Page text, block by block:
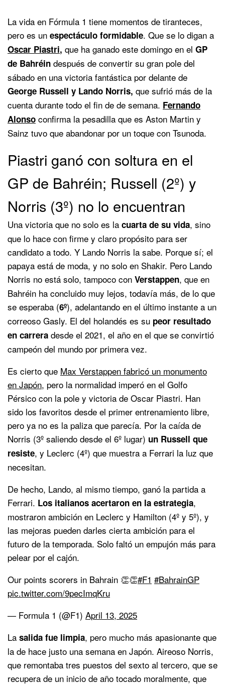
La vida en Fórmula 1 tiene momentos de tiranteces,
pero es un espectáculo formidable. Que se lo digan a
Oscar Piastri, que ha ganado este domingo en el GP
de Bahréin después de convertir su gran pole del
sábado en una victoria fantástica por delante de
George Russell y Lando Norris, que sufrió más de la
cuenta durante todo el fin de de semana. Fernando
Alonso confirma la pesadilla que es Aston Martin y
Sainz tuvo que abandonar por un toque con Tsunoda.
Piastri ganó con soltura en el
GP de Bahréin; Russell (2º) y
Norris (3º) no lo encuentran
Una victoria que no solo es la cuarta de su vida, sino
que lo hace con firme y claro propósito para ser
candidato a todo. Y Lando Norris la sabe. Porque sí; el
papaya está de moda, y no solo en Shakir. Pero Lando
Norris no está solo, tampoco con Verstappen, que en
Bahréin ha concluido muy lejos, todavía más, de lo que
se esperaba (6º), adelantando en el último instante a un
correoso Gasly. El del holandés es su peor resultado
en carrera desde el 2021, el año en el que se convirtió
campeón del mundo por primera vez.
Es cierto que Max Verstappen fabricó un monumento
en Japón, pero la normalidad imperó en el Golfo
Pérsico con la pole y victoria de Oscar Piastri. Han
sido los favoritos desde el primer entrenamiento libre,
pero ya no es la paliza que parecía. Por la caída de
Norris (3º saliendo desde el 6º lugar) un Russell que
resiste, y Leclerc (4º) que muestra a Ferrari la luz que
necesitan.
De hecho, Lando, al mismo tiempo, ganó la partida a
Ferrari. Los italianos acertaron en la estrategia,
mostraron ambición en Leclerc y Hamilton (4º y 5º), y
las mejoras pueden darles cierta ambición para el
futuro de la temporada. Solo faltó un empujón más para
pelear por el cajón.
Our points scorers in Bahrain 👏👏#F1 #BahrainGP
pic.twitter.com/9pecImqKru
— Formula 1 (@F1) April 13, 2025
La salida fue limpia, pero mucho más apasionante que
la de hace justo una semana en Japón. Aireoso Norris,
que remontaba tres puestos del sexto al tercero, que se
recupera de un inicio de año tocado moralmente, que